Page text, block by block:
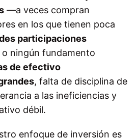
—a veces compran
en los que tienen poca
participaciones
ningún fundamento
de efectivo
, falta de disciplina de
a las ineficiencias y
débil.
enfoque de inversión es